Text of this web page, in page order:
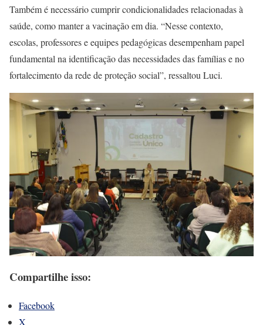
Também é necessário cumprir condicionalidades relacionadas à
saúde, como manter a vacinação em dia. “Nesse contexto,
escolas, professores e equipes pedagógicas desempenham papel
fundamental na identificação das necessidades das famílias e no
fortalecimento da rede de proteção social”, ressaltou Luci.
Compartilhe isso:
Facebook
X